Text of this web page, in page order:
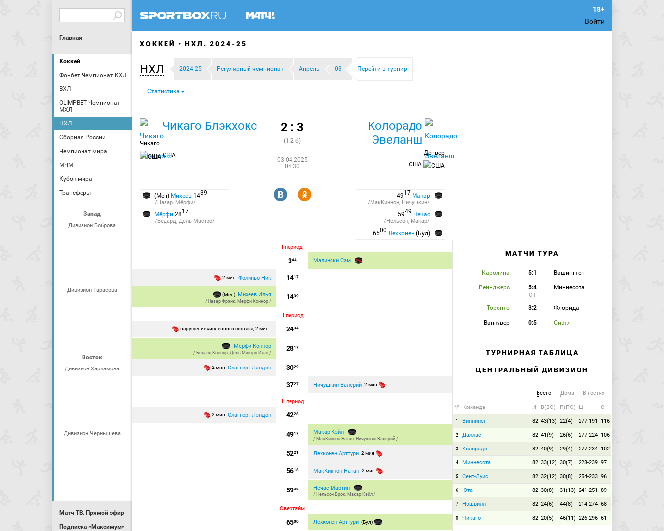
Войти
Главная
Хоккей
Фонбет Чемпионат КХЛ
ВХЛ
OLIMPBET Чемпионат
МХЛ
НХЛ
Сборная России
Чемпионат мира
МЧМ
Кубок мира
Трансферы
Запад
Дивизион Боброва
Дивизион Тарасова
Восток
Дивизион Харламова
Дивизион Чернышева
Матч ТВ. Прямой эфир
Подписка «Максимум»
ХОККЕЙ НХЛ. 2024-25
НХЛ 2024-25 Регулярный чемпионат Апрель 03 Перейти в турнир
Статистика
Чикаго Блэкхокс
Чикаго
США
2 : 3
(1:2 б)
03.04.2025
04:30
Колорадо
Эвеланш
Денвер
США
(Мен) Михеев 1439
/Назар, Мёрфи/
Мёрфи 2817
/Бедард, Дель Мастро/
R Y 4917 Макар
/МакКиннон, Ничушкин/
5949 Нечас
/Нельсон, Макар/
6500 Лехконен (Бул)
I период
344 Малински Сэм
1417
2 мин Фолиньо Ник
1439
(Мен) Михеев Илья
/ Назар Фрэнк, Мёрфи Коннор /
II период
2434
нарушение численного состава, 2 мин
2817
Мёрфи Коннор
/ Бедард Коннор,Дель Мастро Итан /
3029
2 мин Слаггерт Лэндон
3727 Ничушкин Валерий 2 мин
III период
4228
2 мин Слаггерт Лэндон
4917 Макар Кэйл
/ МакКиннон Натан, Ничушкин Валерий /
5221 Лехконен Арттури 2 мин
5618 МакКиннон Натан 2 мин
5949 Нечас Мартин
/ Нельсон Брок, Макар Кэйл /
Овертайм
6500 Лехконен Арттури (Бул)
МАТЧИ ТУРА
Каролина 5:1 Вашингтон
Рейнджерс 5:4 Миннесота
ОТ
Торонто 3:2 Флорида
Ванкувер 0:5 Сиэтл
ТУРНИРНАЯ ТАБЛИЦА
ЦЕНТРАЛЬНЫЙ ДИВИЗИОН
Всего Дома В гостях
№ Команда И В(ВО) П(ПО) Ш О
1 Виннипег 82 43(13) 22(4) 277-191 116
2 Даллас 82 41(9) 26(6) 277-224 106
3 Колорадо 82 40(9) 29(4) 277-234 102
4 Миннесота 82 33(12) 30(7) 228-239 97
5 Сент-Луис 82 32(12) 30(8) 254-233 96
6 Юта 82 30(8) 31(13) 241-251 89
7 Нэшвилл 82 24(6) 44(8) 214-274 68
8 Чикаго 82 20(5) 46(11) 226-296 61